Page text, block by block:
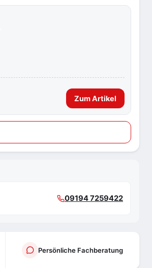
Zum Artikel
09194 7259422
Persönliche Fachberatung